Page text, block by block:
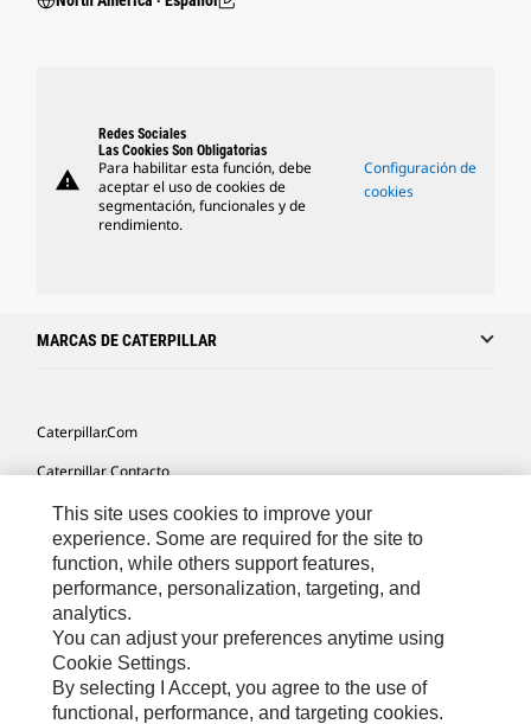
warning
Redes Sociales
Las Cookies Son Obligatorias
Para habilitar esta función, debe
aceptar el uso de cookies de
segmentación, funcionales y de
rendimiento.
Configuración de
cookies
MARCAS DE CATERPILLAR
Caterpillar.com
Caterpillar Contacto
Mis Preferencias De Marketing
Site Map
Cookie Settings
Legal
Privacy
This site uses cookies to improve your
experience. Some are required for the site to
function, while others support features,
performance, personalization, targeting, and
analytics.
You can adjust your preferences anytime using
Cookie Settings.
By selecting I Accept, you agree to the use of
functional, performance, and targeting cookies.